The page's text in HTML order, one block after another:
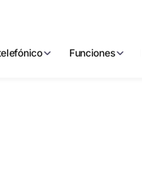
Funciones